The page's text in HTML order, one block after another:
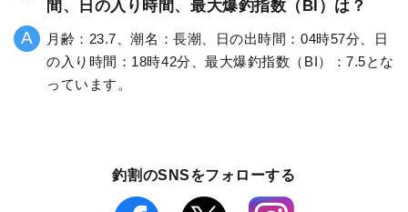
間、日の入り時間、最大爆釣指数（BI）は？
月齢：23.7、潮名：長潮、日の出時間：04時57分、日
の入り時間：18時42分、最大爆釣指数（BI）：7.5とな
っています。
釣割のSNSをフォローする